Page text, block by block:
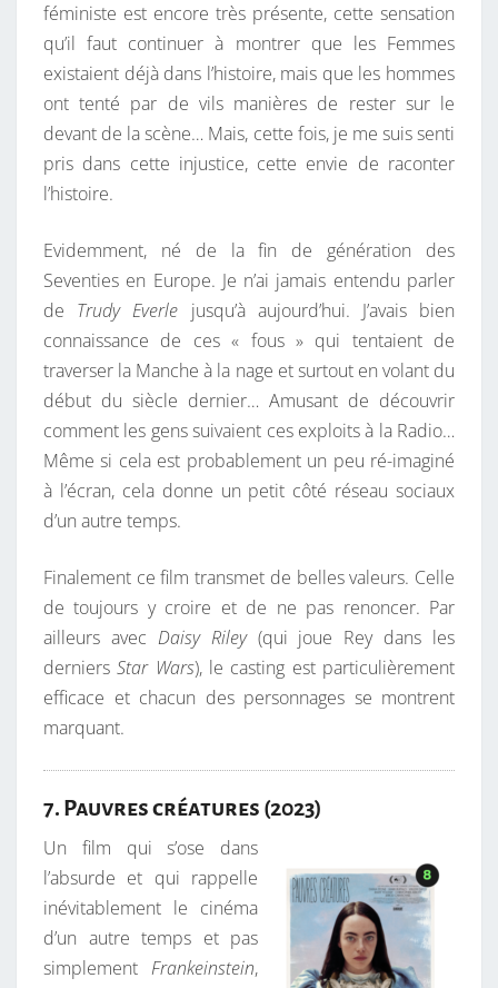
féministe est encore très présente, cette sensation
qu’il faut continuer à montrer que les Femmes
existaient déjà dans l’histoire, mais que les hommes
ont tenté par de vils manières de rester sur le
devant de la scène… Mais, cette fois, je me suis senti
pris dans cette injustice, cette envie de raconter
l’histoire.
Evidemment, né de la fin de génération des
Seventies en Europe. Je n’ai jamais entendu parler
de Trudy Everle jusqu’à aujourd’hui. J’avais bien
connaissance de ces « fous » qui tentaient de
traverser la Manche à la nage et surtout en volant du
début du siècle dernier… Amusant de découvrir
comment les gens suivaient ces exploits à la Radio…
Même si cela est probablement un peu ré-imaginé
à l’écran, cela donne un petit côté réseau sociaux
d’un autre temps.
Finalement ce film transmet de belles valeurs. Celle
de toujours y croire et de ne pas renoncer. Par
ailleurs avec Daisy Riley(qui joue Rey dans les
derniersStar Wars), le casting est particulièrement
efficace et chacun des personnages se montrent
marquant.
7. Pauvres créatures (2023)
Un film qui s’ose dans
l’absurde et qui rappelle
inévitablement le cinéma
d’un autre temps et pas
simplement Frankeinstein,